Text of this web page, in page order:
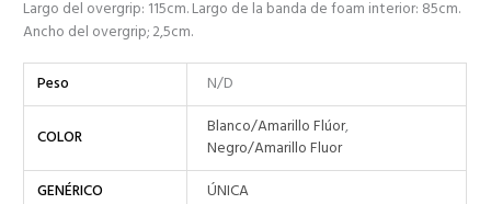
Largo del overgrip: 115cm. Largo de la banda de foam interior: 85cm.
Ancho del overgrip; 2,5cm.
Peso N/D
COLOR Blanco/Amarillo Flúor,
Negro/Amarillo Fluor
GENÉRICO
ÚNICA